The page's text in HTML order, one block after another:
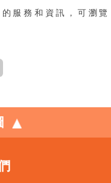
服務和資訊，可瀏覽